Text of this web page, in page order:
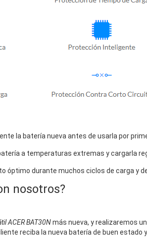
la batería nueva antes de usarla por
a temperaturas extremas y cargarla
óptimo durante muchos ciclos de carga y
nosotros?
ACER BAT30Nmás nueva, y realizaremos
reciba la nueva batería de buen estado